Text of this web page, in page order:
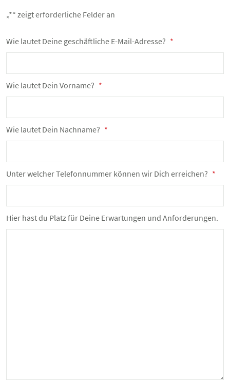
„*“ zeigt erforderliche Felder an
Wie lautet Deine geschäftliche E-Mail-Adresse? *
Wie lautet Dein Vorname? *
Wie lautet Dein Nachname? *
Unter welcher Telefonnummer können wir Dich erreichen? *
Hier hast du Platz für Deine Erwartungen und Anforderungen.